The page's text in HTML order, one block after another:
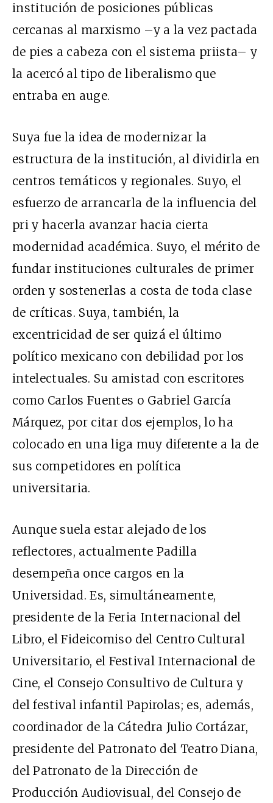
institución de posiciones públicas
cercanas al marxismo –y a la vez pactada
de pies a cabeza con el sistema priista– y
la acercó al tipo de liberalismo que
entraba en auge.
Suya fue la idea de modernizar la
estructura de la institución, al dividirla en
centros temáticos y regionales. Suyo, el
esfuerzo de arrancarla de la influencia del
pri y hacerla avanzar hacia cierta
modernidad académica. Suyo, el mérito de
fundar instituciones culturales de primer
orden y sostenerlas a costa de toda clase
de críticas. Suya, también, la
excentricidad de ser quizá el último
político mexicano con debilidad por los
intelectuales. Su amistad con escritores
como Carlos Fuentes o Gabriel García
Márquez, por citar dos ejemplos, lo ha
colocado en una liga muy diferente a la de
sus competidores en política
universitaria.
Aunque suela estar alejado de los
reflectores, actualmente Padilla
desempeña once cargos en la
Universidad. Es, simultáneamente,
presidente de la Feria Internacional del
Libro, el Fideicomiso del Centro Cultural
Universitario, el Festival Internacional de
Cine, el Consejo Consultivo de Cultura y
del festival infantil Papirolas; es, además,
coordinador de la Cátedra Julio Cortázar,
presidente del Patronato del Teatro Diana,
del Patronato de la Dirección de
Producción Audiovisual, del Consejo de